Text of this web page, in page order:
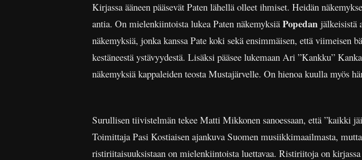
Kirjassa ääneen pääsevät Paten lähellä olleet ihmiset. Heidän
antia. On mielenkiintoista lukea Paten näkemyksiäPopedan jälkeisistä
näkemyksiä, jonka kanssa Pate koki sekä ensimmäisen, että viimeisen
kestäneestä ystävyydestä. Lisäksi pääsee lukemaan Ari ”Kankku”
näkemyksiä kappaleiden teosta Mustajärvelle. On hienoa kuulla myös
Surullisen tiivistelmän tekee Matti Mikkonen sanoessaan, että ”kaikki
Toimittaja Pasi Kostiaisen ajankuva Suomen musiikkimaailmasta,
ristiriitaisuuksistaan on mielenkiintoista luettavaa. Ristiriitoja on